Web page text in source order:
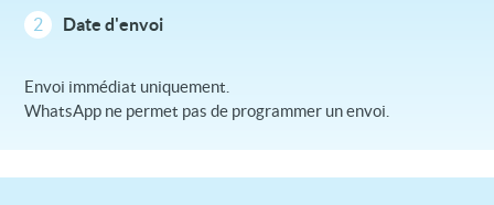
2 Date d'envoi
Envoi immédiat uniquement.
WhatsApp ne permet pas de programmer un envoi.